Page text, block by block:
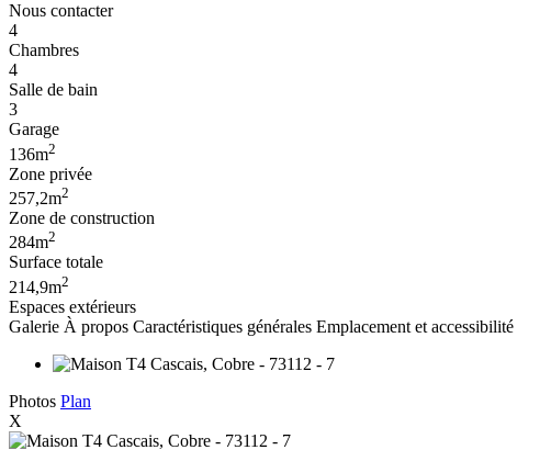
Nous contacter
4
Chambres
4
Salle de bain
3
Garage
136m2
Zone privée
257,2m2
Zone de construction
284m2
Surface totale
214,9m2
Espaces extérieurs
Galerie À propos Caractéristiques générales Emplacement et accessibilité
Photos Plan
X